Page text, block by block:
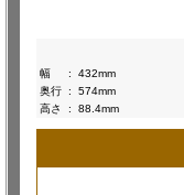
幅
:
432mm
奥行 :
574mm
高さ
: 88.4mm